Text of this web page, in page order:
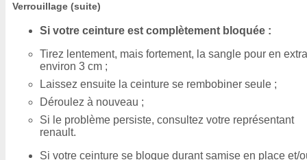
Verrouillage (suite)
Si votre ceinture est complètement bloquée :
Tirez lentement, mais fortement, la sangle pour en
environ 3 cm ;
Laissez ensuite la ceinture se rembobiner seule ;
Déroulez à nouveau ;
Si le problème persiste, consultez votre représentant
renault.
Si votre ceinture se bloque durant samise en place et/